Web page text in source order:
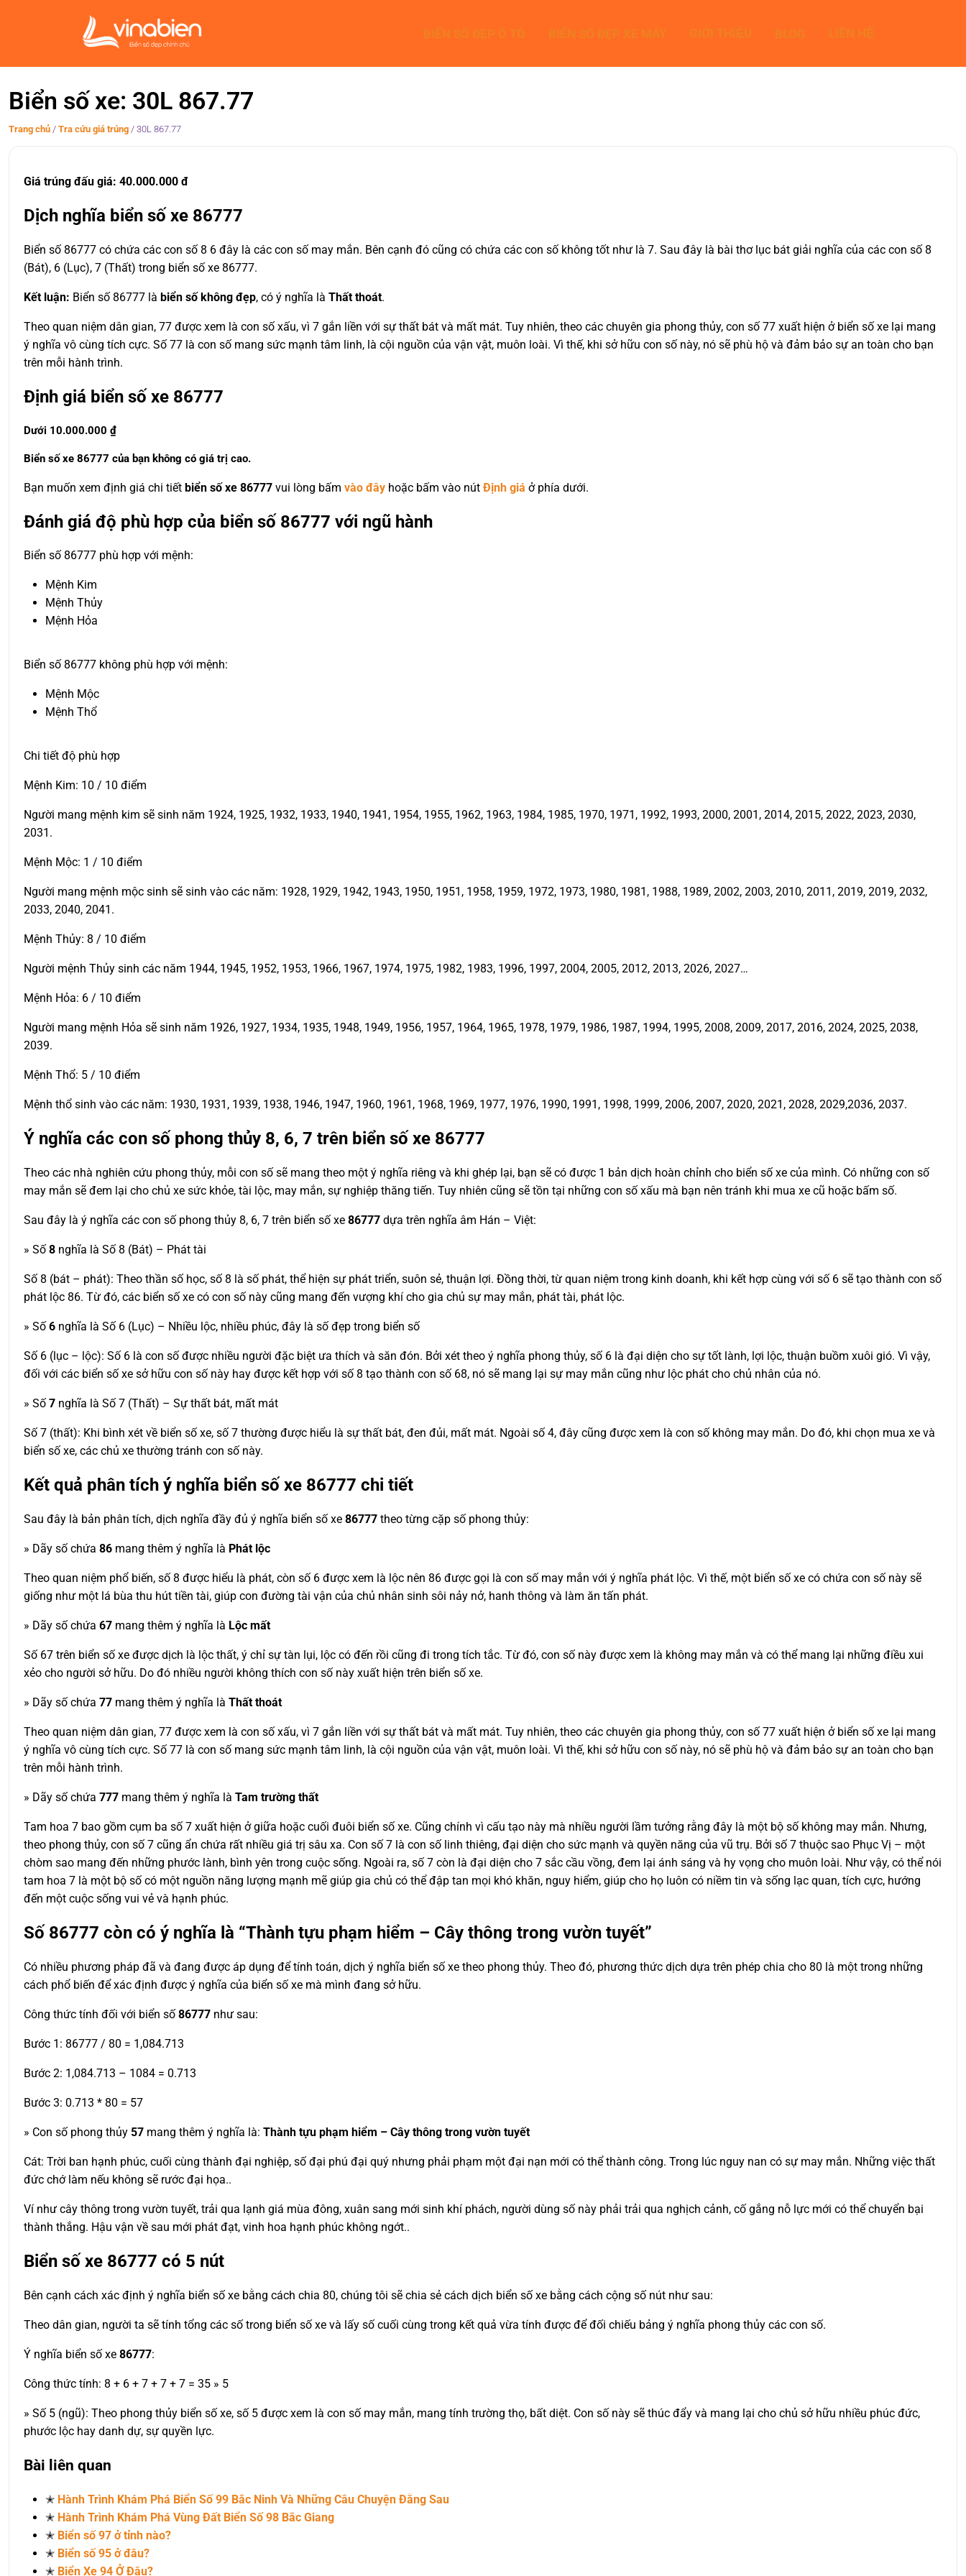
Biển số xe: 30L 867.77
Trang chủ / Tra cứu giá trúng / 30L 867.77
Giá trúng đấu giá: 40.000.000 đ
Dịch nghĩa biển số xe 86777
Biển số 86777 có chứa các con số 8 6 đây là các con số may mắn. Bên cạnh đó cũng có chứa các con số không tốt như là 7. Sau đây là bài thơ lục bát giải nghĩa của các con số 8
(Bát), 6 (Lục), 7 (Thất) trong biển số xe 86777.
Kết luận: Biển số 86777 là biển số không đẹp, có ý nghĩa là Thất thoát.
Theo quan niệm dân gian, 77 được xem là con số xấu, vì 7 gắn liền với sự thất bát và mất mát. Tuy nhiên, theo các chuyên gia phong thủy, con số 77 xuất hiện ở biển số xe lại mang
ý nghĩa vô cùng tích cực. Số 77 là con số mang sức mạnh tâm linh, là cội nguồn của vận vật, muôn loài. Vì thế, khi sở hữu con số này, nó sẽ phù hộ và đảm bảo sự an toàn cho bạn
trên mỗi hành trình.
Định giá biển số xe 86777
Dưới 10.000.000 ₫
Biển số xe 86777 của bạn không có giá trị cao.
Bạn muốn xem định giá chi tiết biển số xe 86777 vui lòng bấm vào đây hoặc bấm vào nút Định giá ở phía dưới.
Đánh giá độ phù hợp của biển số 86777 với ngũ hành
Biển số 86777 phù hợp với mệnh:
Mệnh Kim
Mệnh Thủy
Mệnh Hỏa
Biển số 86777 không phù hợp với mệnh:
Mệnh Mộc
Mệnh Thổ
Chi tiết độ phù hợp
Mệnh Kim: 10 / 10 điểm
Người mang mệnh kim sẽ sinh năm 1924, 1925, 1932, 1933, 1940, 1941, 1954, 1955, 1962, 1963, 1984, 1985, 1970, 1971, 1992, 1993, 2000, 2001, 2014, 2015, 2022, 2023, 2030,
2031.
Mệnh Mộc: 1 / 10 điểm
Người mang mệnh mộc sinh sẽ sinh vào các năm: 1928, 1929, 1942, 1943, 1950, 1951, 1958, 1959, 1972, 1973, 1980, 1981, 1988, 1989, 2002, 2003, 2010, 2011, 2019, 2019, 2032,
2033, 2040, 2041.
Mệnh Thủy: 8 / 10 điểm
Người mệnh Thủy sinh các năm 1944, 1945, 1952, 1953, 1966, 1967, 1974, 1975, 1982, 1983, 1996, 1997, 2004, 2005, 2012, 2013, 2026, 2027…
Mệnh Hỏa: 6 / 10 điểm
Người mang mệnh Hỏa sẽ sinh năm 1926, 1927, 1934, 1935, 1948, 1949, 1956, 1957, 1964, 1965, 1978, 1979, 1986, 1987, 1994, 1995, 2008, 2009, 2017, 2016, 2024, 2025, 2038,
2039.
Mệnh Thổ: 5 / 10 điểm
Mệnh thổ sinh vào các năm: 1930, 1931, 1939, 1938, 1946, 1947, 1960, 1961, 1968, 1969, 1977, 1976, 1990, 1991, 1998, 1999, 2006, 2007, 2020, 2021, 2028, 2029,2036, 2037.
Ý nghĩa các con số phong thủy 8, 6, 7 trên biển số xe 86777
Theo các nhà nghiên cứu phong thủy, mỗi con số sẽ mang theo một ý nghĩa riêng và khi ghép lại, bạn sẽ có được 1 bản dịch hoàn chỉnh cho biển số xe của mình. Có những con số
may mắn sẽ đem lại cho chủ xe sức khỏe, tài lộc, may mắn, sự nghiệp thăng tiến. Tuy nhiên cũng sẽ tồn tại những con số xấu mà bạn nên tránh khi mua xe cũ hoặc bấm số.
Sau đây là ý nghĩa các con số phong thủy 8, 6, 7 trên biển số xe 86777 dựa trên nghĩa âm Hán – Việt:
» Số 8 nghĩa là Số 8 (Bát) – Phát tài
Số 8 (bát – phát): Theo thần số học, số 8 là số phát, thể hiện sự phát triển, suôn sẻ, thuận lợi. Đồng thời, từ quan niệm trong kinh doanh, khi kết hợp cùng với số 6 sẽ tạo thành con số
phát lộc 86. Từ đó, các biển số xe có con số này cũng mang đến vượng khí cho gia chủ sự may mắn, phát tài, phát lộc.
» Số 6 nghĩa là Số 6 (Lục) – Nhiều lộc, nhiều phúc, đây là số đẹp trong biển số
Số 6 (lục – lộc): Số 6 là con số được nhiều người đặc biệt ưa thích và săn đón. Bởi xét theo ý nghĩa phong thủy, số 6 là đại diện cho sự tốt lành, lợi lộc, thuận buồm xuôi gió. Vì vậy,
đối với các biển số xe sở hữu con số này hay được kết hợp với số 8 tạo thành con số 68, nó sẽ mang lại sự may mắn cũng như lộc phát cho chủ nhân của nó.
» Số 7 nghĩa là Số 7 (Thất) – Sự thất bát, mất mát
Số 7 (thất): Khi bình xét về biển số xe, số 7 thường được hiểu là sự thất bát, đen đủi, mất mát. Ngoài số 4, đây cũng được xem là con số không may mắn. Do đó, khi chọn mua xe và
biển số xe, các chủ xe thường tránh con số này.
Kết quả phân tích ý nghĩa biển số xe 86777 chi tiết
Sau đây là bản phân tích, dịch nghĩa đầy đủ ý nghĩa biển số xe 86777 theo từng cặp số phong thủy:
» Dãy số chứa 86 mang thêm ý nghĩa là Phát lộc
Theo quan niệm phổ biến, số 8 được hiểu là phát, còn số 6 được xem là lộc nên 86 được gọi là con số may mắn với ý nghĩa phát lộc. Vì thế, một biển số xe có chứa con số này sẽ
giống như một lá bùa thu hút tiền tài, giúp con đường tài vận của chủ nhân sinh sôi nảy nở, hanh thông và làm ăn tấn phát.
» Dãy số chứa 67 mang thêm ý nghĩa là Lộc mất
Số 67 trên biển số xe được dịch là lộc thất, ý chỉ sự tàn lụi, lộc có đến rồi cũng đi trong tích tắc. Từ đó, con số này được xem là không may mắn và có thể mang lại những điều xui
xẻo cho người sở hữu. Do đó nhiều người không thích con số này xuất hiện trên biển số xe.
» Dãy số chứa 77 mang thêm ý nghĩa là Thất thoát
Theo quan niệm dân gian, 77 được xem là con số xấu, vì 7 gắn liền với sự thất bát và mất mát. Tuy nhiên, theo các chuyên gia phong thủy, con số 77 xuất hiện ở biển số xe lại mang
ý nghĩa vô cùng tích cực. Số 77 là con số mang sức mạnh tâm linh, là cội nguồn của vận vật, muôn loài. Vì thế, khi sở hữu con số này, nó sẽ phù hộ và đảm bảo sự an toàn cho bạn
trên mỗi hành trình.
» Dãy số chứa 777 mang thêm ý nghĩa là Tam trường thất
Tam hoa 7 bao gồm cụm ba số 7 xuất hiện ở giữa hoặc cuối đuôi biển số xe. Cũng chính vì cấu tạo này mà nhiều người lầm tưởng rằng đây là một bộ số không may mắn. Nhưng,
theo phong thủy, con số 7 cũng ẩn chứa rất nhiều giá trị sâu xa. Con số 7 là con số linh thiêng, đại diện cho sức mạnh và quyền năng của vũ trụ. Bởi số 7 thuộc sao Phục Vị – một
chòm sao mang đến những phước lành, bình yên trong cuộc sống. Ngoài ra, số 7 còn là đại diện cho 7 sắc cầu vồng, đem lại ánh sáng và hy vọng cho muôn loài. Như vậy, có thể nói
tam hoa 7 là một bộ số có một nguồn năng lượng mạnh mẽ giúp gia chủ có thể đập tan mọi khó khăn, nguy hiểm, giúp cho họ luôn có niềm tin và sống lạc quan, tích cực, hướng
đến một cuộc sống vui vẻ và hạnh phúc.
Số 86777 còn có ý nghĩa là “Thành tựu phạm hiểm – Cây thông trong vườn tuyết”
Có nhiều phương pháp đã và đang được áp dụng để tính toán, dịch ý nghĩa biển số xe theo phong thủy. Theo đó, phương thức dịch dựa trên phép chia cho 80 là một trong những
cách phổ biến để xác định được ý nghĩa của biển số xe mà mình đang sở hữu.
Công thức tính đối với biển số86777 như sau:
Bước 1: 86777 / 80 = 1,084.713
Bước 2: 1,084.713 – 1084 = 0.713
Bước 3: 0.713 * 80 = 57
» Con số phong thủy 57 mang thêm ý nghĩa là: Thành tựu phạm hiểm – Cây thông trong vườn tuyết
Cát: Trời ban hạnh phúc, cuối cùng thành đại nghiệp, số đại phú đại quý nhưng phải phạm một đại nạn mới có thể thành công. Trong lúc nguy nan có sự may mắn. Những việc thất
đức chớ làm nếu không sẽ rước đại họa..
Ví như cây thông trong vườn tuyết, trải qua lạnh giá mùa đông, xuân sang mới sinh khí phách, người dùng số này phải trải qua nghịch cảnh, cố gắng nỗ lực mới có thể chuyển bại
thành thắng. Hậu vận về sau mới phát đạt, vinh hoa hạnh phúc không ngớt..
Biển số xe 86777 có 5 nút
Bên cạnh cách xác định ý nghĩa biển số xe bằng cách chia 80, chúng tôi sẽ chia sẻ cách dịch biển số xe bằng cách cộng số nút như sau:
Theo dân gian, người ta sẽ tính tổng các số trong biển số xe và lấy số cuối cùng trong kết quả vừa tính được để đối chiếu bảng ý nghĩa phong thủy các con số.
Ý nghĩa biển số xe 86777:
Công thức tính: 8 + 6 + 7 + 7 + 7 = 35 » 5
» Số 5 (ngũ): Theo phong thủy biển số xe, số 5 được xem là con số may mắn, mang tính trường thọ, bất diệt. Con số này sẽ thúc đẩy và mang lại cho chủ sở hữu nhiều phúc đức,
phước lộc hay danh dự, sự quyền lực.
Bài liên quan
✭ Hành Trình Khám Phá Biển Số 99 Bắc Ninh Và Những Câu Chuyện Đằng Sau
✭ Hành Trình Khám Phá Vùng Đất Biển Số 98 Bắc Giang
✭ Biển số 97 ở tỉnh nào?
✭ Biển số 95 ở đâu?
✭ Biển Xe 94 Ở Đâu?